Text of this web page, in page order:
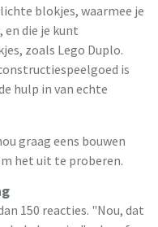
blokjes, waarmee je
en die je kunt
zoals Lego Duplo.
is
hulp in van echte
graag eens bouwen
het uit te proberen.
150 reacties. "Nou, dat